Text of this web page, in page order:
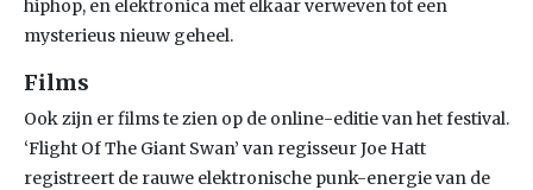
hiphop, en elektronica met elkaar verweven tot een
mysterieus nieuw geheel.
Films
Ook zijn er films te zien op de online-editie van het festival.
‘Flight Of The Giant Swan’ van regisseur Joe Hatt
registreert de rauwe elektronische punk-energie van de